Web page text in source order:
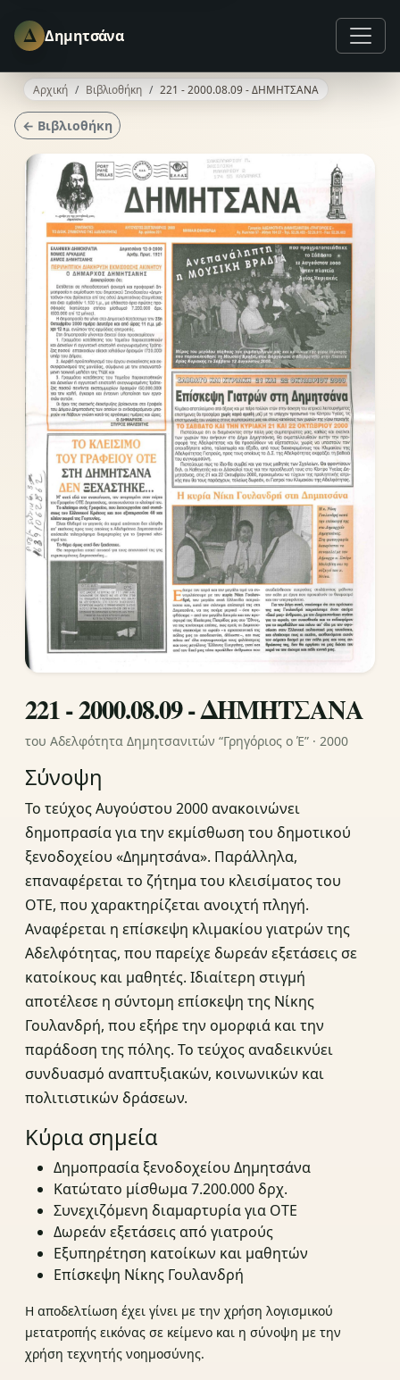
Δ Δημητσάνα
Αρχική Βιβλιοθήκη 221 - 2000.08.09 - ΔΗΜΗΤΣΑΝΑ
← Βιβλιοθήκη
221 - 2000.08.09 - ΔΗΜΗΤΣΑΝΑ
του Αδελφότητα Δημητσανιτών “Γρηγόριος ο Έ” · 2000
Σύνοψη
Το τεύχος Αυγούστου 2000 ανακοινώνει
δημοπρασία για την εκμίσθωση του δημοτικού
ξενοδοχείου «Δημητσάνα». Παράλληλα,
επαναφέρεται το ζήτημα του κλεισίματος του
ΟΤΕ, που χαρακτηρίζεται ανοιχτή πληγή.
Αναφέρεται η επίσκεψη κλιμακίου γιατρών της
Αδελφότητας, που παρείχε δωρεάν εξετάσεις σε
κατοίκους και μαθητές. Ιδιαίτερη στιγμή
αποτέλεσε η σύντομη επίσκεψη της Νίκης
Γουλανδρή, που εξήρε την ομορφιά και την
παράδοση της πόλης. Το τεύχος αναδεικνύει
συνδυασμό αναπτυξιακών, κοινωνικών και
πολιτιστικών δράσεων.
Κύρια σημεία
Δημοπρασία ξενοδοχείου Δημητσάνα
Κατώτατο μίσθωμα 7.200.000 δρχ.
Συνεχιζόμενη διαμαρτυρία για ΟΤΕ
Δωρεάν εξετάσεις από γιατρούς
Εξυπηρέτηση κατοίκων και μαθητών
Επίσκεψη Νίκης Γουλανδρή
Η αποδελτίωση έχει γίνει με την χρήση λογισμικού
μετατροπής εικόνας σε κείμενο και η σύνοψη με την
χρήση τεχνητής νοημοσύνης.